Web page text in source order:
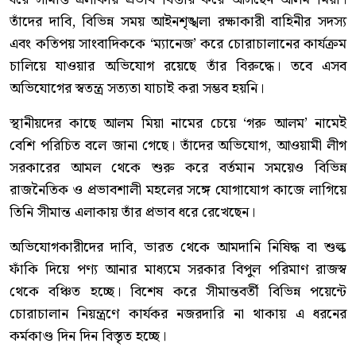
তাঁদের দাবি, বিভিন্ন সময় আইনশৃঙ্খলা রক্ষাকারী বাহিনীর সদস্য
এবং কতিপয় সাংবাদিককে ‘ম্যানেজ’ করে চোরাচালানের কার্যক্রম
চালিয়ে যাওয়ার অভিযোগ রয়েছে তাঁর বিরুদ্ধে। তবে এসব
অভিযোগের স্বতন্ত্র সত্যতা যাচাই করা সম্ভব হয়নি।
স্থানীয়দের কাছে আলম মিয়া নামের চেয়ে ‘গরু আলম’ নামেই
বেশি পরিচিত বলে জানা গেছে। তাঁদের অভিযোগ, আওয়ামী লীগ
সরকারের আমল থেকে শুরু করে বর্তমান সময়েও বিভিন্ন
রাজনৈতিক ও প্রভাবশালী মহলের সঙ্গে যোগাযোগ কাজে লাগিয়ে
তিনি সীমান্ত এলাকায় তাঁর প্রভাব ধরে রেখেছেন।
অভিযোগকারীদের দাবি, ভারত থেকে আমদানি নিষিদ্ধ বা শুল্ক
ফাঁকি দিয়ে পণ্য আনার মাধ্যমে সরকার বিপুল পরিমাণ রাজস্ব
থেকে বঞ্চিত হচ্ছে। বিশেষ করে সীমান্তবর্তী বিভিন্ন পয়েন্টে
চোরাচালান নিয়ন্ত্রণে কার্যকর নজরদারি না থাকায় এ ধরনের
কর্মকাণ্ড দিন দিন বিস্তৃত হচ্ছে।